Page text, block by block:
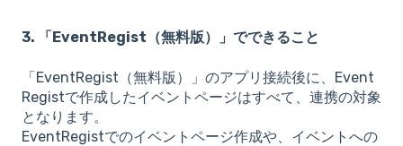
3. 「EventRegist（無料版）」でできること
「EventRegist（無料版）」のアプリ接続後に、Event
Registで作成したイベントページはすべて、連携の対象
となります。
EventRegistでのイベントページ作成や、イベントへの